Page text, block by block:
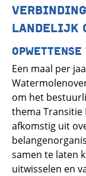
LANDELIJK
Een maal per
om het
thema Transitie
afkomstig uit
samen te laten
uitwisselen en